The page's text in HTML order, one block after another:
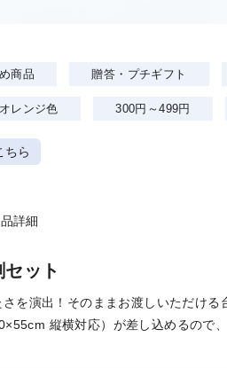
商品 贈答・プチギフト
オレンジ色 300円～499円
ちら
詳細
ット
を演出！そのままお渡しいただけ
縦横対応）が差し込めるので